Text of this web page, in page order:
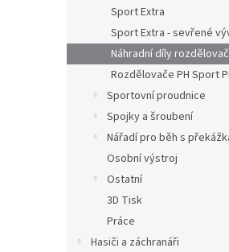
Sport Extra
Sport Extra - sevřené
Náhradní díly
Rozdělovače PH Sport
Sportovní proudnice
Spojky a šroubení
Nářadí pro běh s
Osobní výstroj
Ostatní
3D Tisk
Práce
Hasiči a záchranáři